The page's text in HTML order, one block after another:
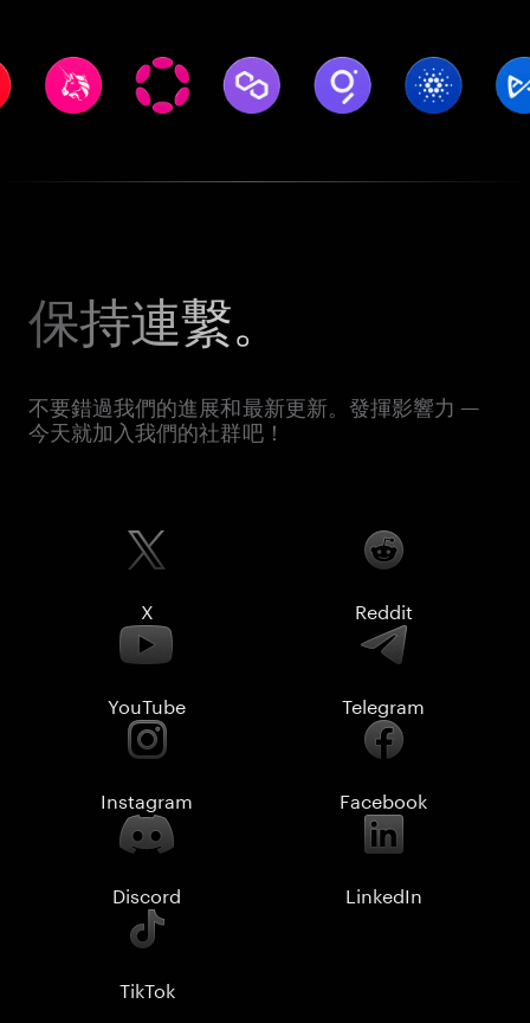
保持連繫。
不要錯過我們的進展和最新更新。發揮影響力 —
今天就加入我們的社群吧！
X Reddit
YouTube Telegram
Instagram Facebook
Discord LinkedIn
TikTok